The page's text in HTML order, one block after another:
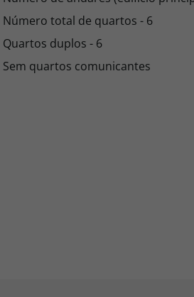
Número total de quartos - 6
Quartos duplos - 6
Sem quartos comunicantes